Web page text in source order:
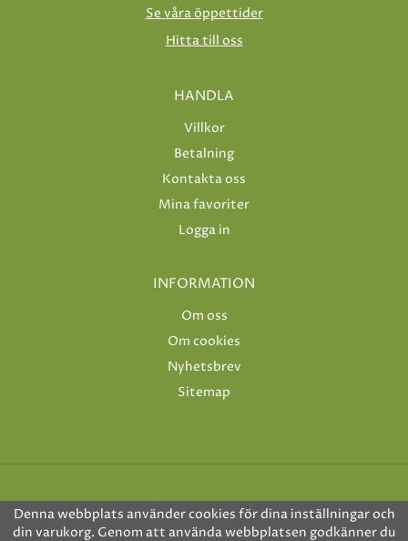
Se våra öppettider
Hitta till oss
HANDLA
Villkor
Betalning
Kontakta oss
Mina favoriter
Logga in
INFORMATION
Om oss
Om cookies
Nyhetsbrev
Sitemap
Denna webbplats använder cookies för dina inställningar och
din varukorg. Genom att använda webbplatsen godkänner du